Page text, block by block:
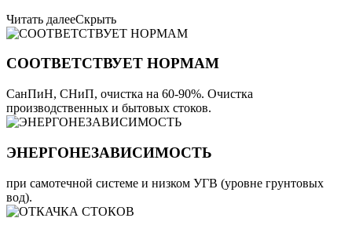
Читать далееСкрыть
СООТВЕТСТВУЕТ НОРМАМ
СанПиН, СНиП, очистка на 60-90%. Очистка
производственных и бытовых стоков.
ЭНЕРГОНЕЗАВИСИМОСТЬ
при самотечной системе и низком УГВ (уровне грунтовых
вод).